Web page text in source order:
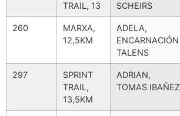
TRAIL, 13
SCHEIRS
260
MARXA,
12,5KM
ADELA,
ENCARNACIÓN
TALENS
297
SPRINT
TRAIL,
13,5KM
ADRIAN,
TOMAS IBAÑEZ